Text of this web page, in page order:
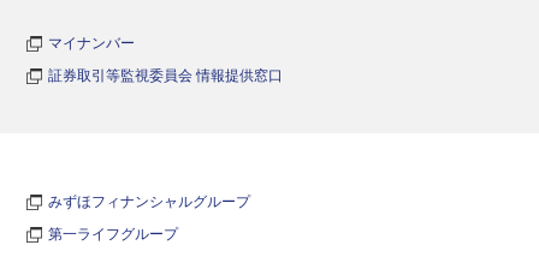
マイナンバー
証券取引等監視委員会 情報提供窓口
みずほフィナンシャルグループ
第一ライフグループ